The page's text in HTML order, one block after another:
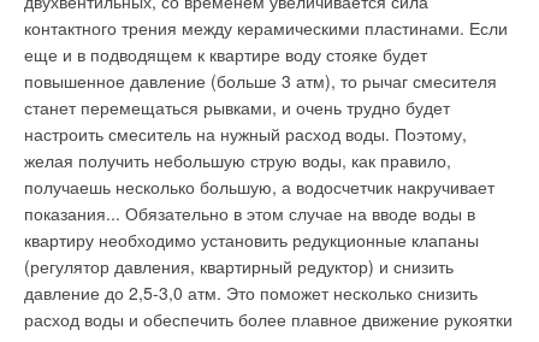
контактного трения между керамическими пластинами. Если
еще и в подводящем к квартире воду стояке будет
повышенное давление (больше 3 атм), то рычаг смесителя
станет перемещаться рывками, и очень трудно будет
настроить смеситель на нужный расход воды. Поэтому,
желая получить небольшую струю воды, как правило,
получаешь несколько большую, а водосчетчик накручивает
показания... Обязательно в этом случае на вводе воды в
квартиру необходимо установить редукционные клапаны
(регулятор давления, квартирный редуктор) и снизить
давление до 2,5-3,0 атм. Это поможет несколько снизить
расход воды и обеспечить более плавное движение рукоятки
2,5". Не менее важен и правильный захват трубы. Когда
верхняя (Г-образная) щека ключа находится к трубе под
углом, отличным от 90°, она испытывает дополнительные
нагрузки и быстрее изнашивается. Кроме того, специалисты
обращают внимание, что ключ должен контактировать с
трубой только рабочими поверхностями щек, которые часто
выполняются сменными, но не средней частью верхней Г-
образной щеки.
Но самая главная ошибка, порой совершаемая неопытными
снабженцами или руководителями компаний, желающими
сэкономить — это надежда на то, что дешевый инструмент
неизвестных азиатских производителей сможет заменить